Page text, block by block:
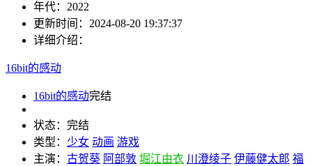
年代： 2022
更新时间： 2024-08-20 19:37:37
详细介绍：
16bit的感动
16bit的感动完结
状态： 完结
类型： 少女 动画 游戏
主演： 古贺葵 阿部敦 堀江由衣 川澄绫子 伊藤健太郎 福